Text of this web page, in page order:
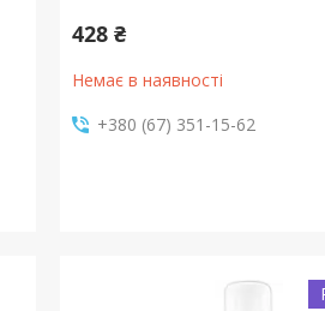
428 ₴
Немає в наявності
+380 (67) 351-15-62